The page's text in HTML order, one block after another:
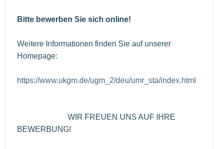
Bitte bewerben Sie sich online!
Weitere Informationen finden Sie auf unserer
Homepage:
https://www.ukgm.de/ugm_2/deu/umr_sta/index.html
WIR FREUEN UNS AUF IHRE
BEWERBUNG!